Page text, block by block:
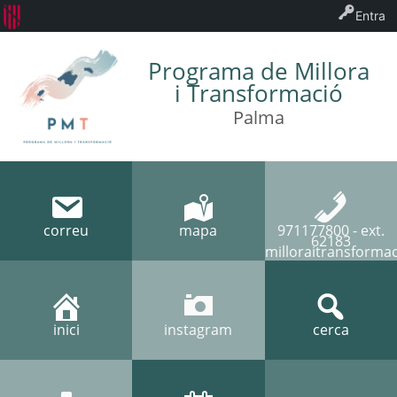
Programa de Millora
i Transformació
Palma
correu mapa 971177800 - ext.
62183
inici instagram cerca
Entra